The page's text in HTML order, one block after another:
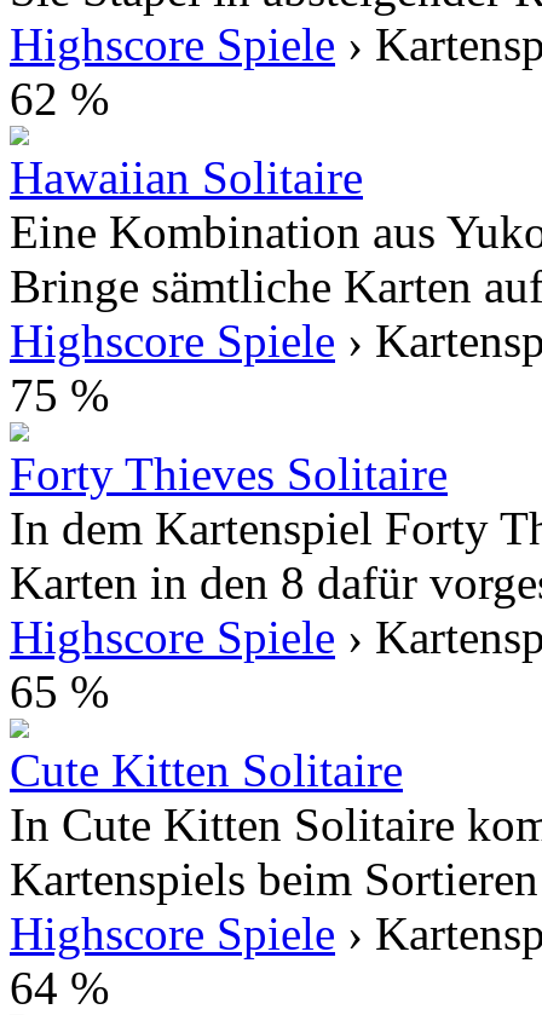
Highscore Spiele ›
62 %
Hawaiian Solitaire
Eine Kombination aus
Bringe sämtliche Karten
Highscore Spiele ›
75 %
Forty Thieves Solitaire
In dem Kartenspiel Forty
Karten in den 8 dafür
Highscore Spiele ›
65 %
Cute Kitten Solitaire
In Cute Kitten Solitaire
Kartenspiels beim
Highscore Spiele ›
64 %